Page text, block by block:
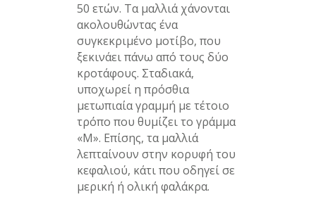
50 ετών. Τα μαλλιά χάνονται
ακολουθώντας ένα
συγκεκριμένο μοτίβο, που
ξεκινάει πάνω από τους δύο
κροτάφους. Σταδιακά,
υποχωρεί η πρόσθια
μετωπιαία γραμμή με τέτοιο
τρόπο που θυμίζει το γράμμα
«Μ». Επίσης, τα μαλλιά
λεπταίνουν στην κορυφή του
κεφαλιού, κάτι που οδηγεί σε
μερική ή ολική φαλάκρα.